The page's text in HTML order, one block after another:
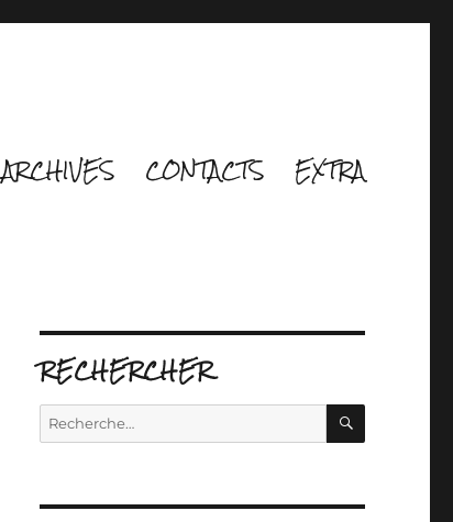
ARCHIVES CONTACTS EXTRA
RECHERCHER
Recherche